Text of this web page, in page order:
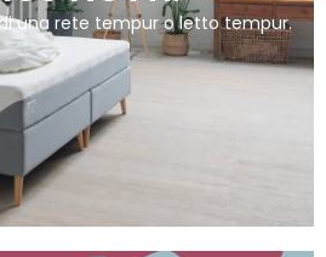
una rete tempur o letto tempur.